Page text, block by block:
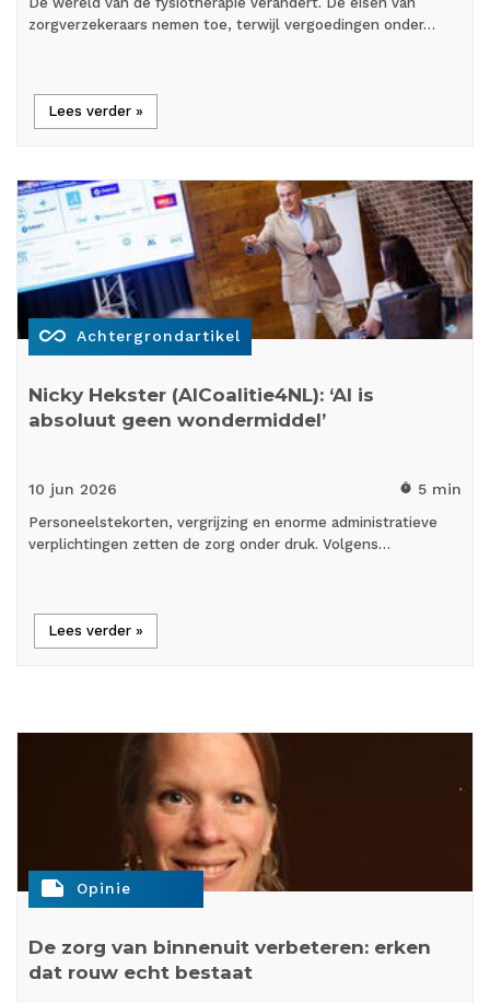
zorgverzekeraars nemen toe, terwijl vergoedingen onder…
Lees verder »
all_inclusive Achtergrondartikel
Nicky Hekster (AICoalitie4NL): ‘AI is
absoluut geen wondermiddel’
10 jun 2026 timer 5 min
Personeelstekorten, vergrijzing en enorme administratieve
verplichtingen zetten de zorg onder druk. Volgens…
Lees verder »
note Opinie
De zorg van binnenuit verbeteren: erken
dat rouw echt bestaat